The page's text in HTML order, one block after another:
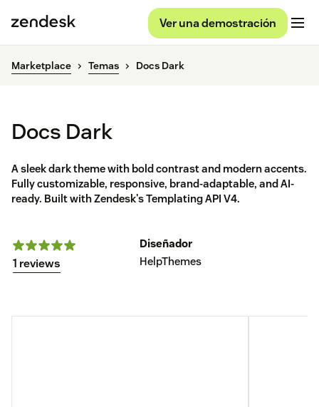
Ver una demostración
Marketplace Temas Docs Dark
Docs Dark
A sleek dark theme with bold contrast and modern accents.
Fully customizable, responsive, brand-adaptable, and AI-
ready. Built with Zendesk's Templating API V4.
1 reviews
Diseñador
HelpThemes